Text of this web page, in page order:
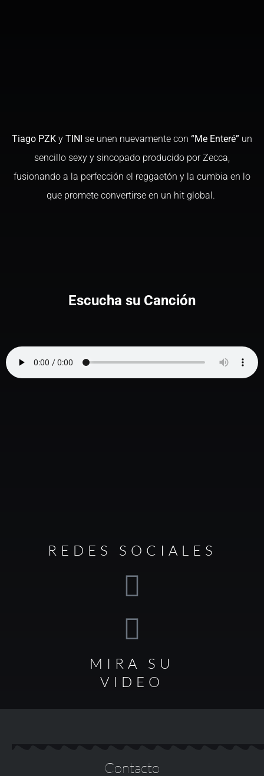
Tiago PZK y TINI se unen nuevamente con “Me Enteré” un
sencillo sexy y sincopado producido por Zecca,
fusionando a la perfección el reggaetón y la cumbia en lo
que promete convertirse en un hit global.
Escucha su Canción
REDES SOCIALES
MIRA SU
VIDEO
Contacto